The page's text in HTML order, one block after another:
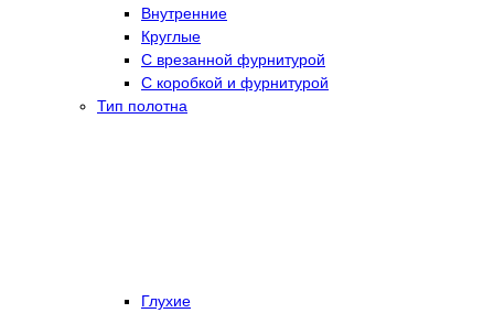
Внутренние
Круглые
С врезанной фурнитурой
С коробкой и фурнитурой
Тип полотна
Глухие